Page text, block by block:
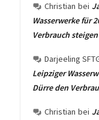
Christian bei
Wasserwerke für
Verbrauch
Darjeeling
Leipziger
Dürre den
Christian bei